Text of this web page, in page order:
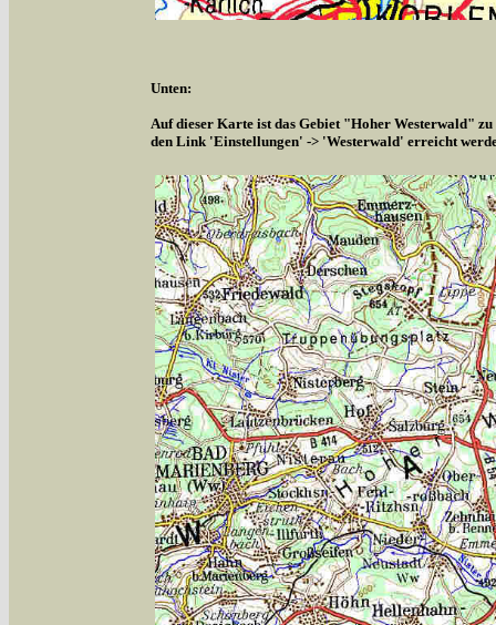
Unten:
Auf dieser Karte ist das Gebiet "Hoher Westerwald"
den Link 'Einstellungen' -> 'Westerwald' erreicht